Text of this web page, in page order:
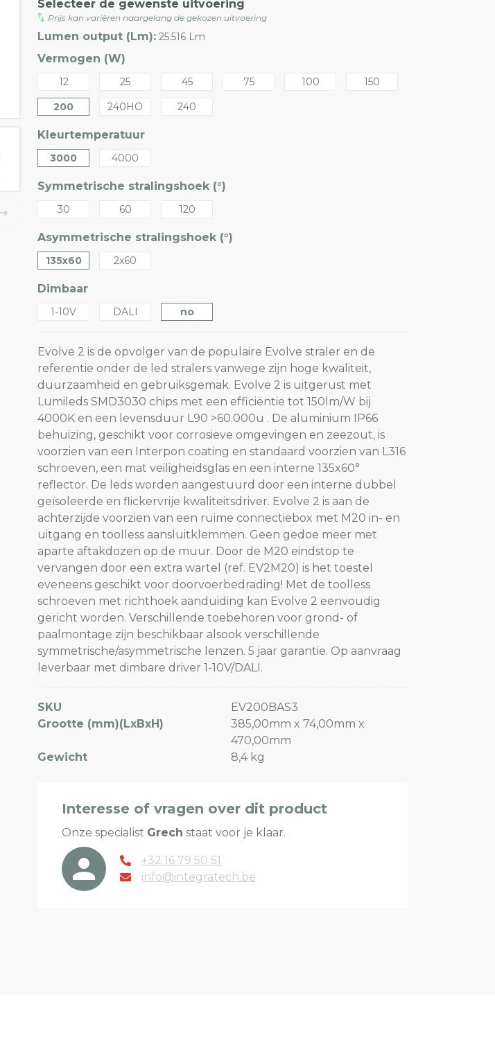
Selecteer de gewenste uitvoering
Prijs kan variëren naargelang de gekozen uitvoering
Lumen output (Lm): 25.516 Lm
Vermogen (W)
12 25 45 75 100
150
200
240HO 240
Kleurtemperatuur
3000 4000
Symmetrische stralingshoek (°)
30 60 120
Asymmetrische stralingshoek (°)
135x60 2x60
Dimbaar
1-10V DALI no
Evolve 2 is de opvolger van de populaire Evolve straler en de
referentie onder de led stralers vanwege zijn hoge kwaliteit,
duurzaamheid en gebruiksgemak. Evolve 2 is uitgerust met
Lumileds SMD3030 chips met een efficiëntie tot 150lm/W bij
4000K en een levensduur L90 >60.000u . De aluminium IP66
behuizing, geschikt voor corrosieve omgevingen en zeezout, is
voorzien van een Interpon coating en standaard voorzien van L316
schroeven, een mat veiligheidsglas en een interne 135x60°
reflector. De leds worden aangestuurd door een interne dubbel
geïsoleerde en flickervrije kwaliteitsdriver. Evolve 2 is aan de
achterzijde voorzien van een ruime connectiebox met M20 in- en
uitgang en toolless aansluitklemmen. Geen gedoe meer met
aparte aftakdozen op de muur. Door de M20 eindstop te
vervangen door een extra wartel (ref. EV2M20) is het toestel
eveneens geschikt voor doorvoerbedrading! Met de toolless
schroeven met richthoek aanduiding kan Evolve 2 eenvoudig
gericht worden. Verschillende toebehoren voor grond- of
paalmontage zijn beschikbaar alsook verschillende
symmetrische/asymmetrische lenzen. 5 jaar garantie. Op aanvraag
leverbaar met dimbare driver 1-10V/DALI.
SKU
EV200BAS3
Grootte (mm)(LxBxH)
385,00mm x 74,00mm x
470,00mm
Gewicht
8,4 kg
Interesse of vragen over dit product
Onze specialist Grech staat voor je klaar.
+32 16 79 50 51
info@integratech.be